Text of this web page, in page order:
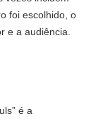
foi escolhido, o
e a audiência.
é a